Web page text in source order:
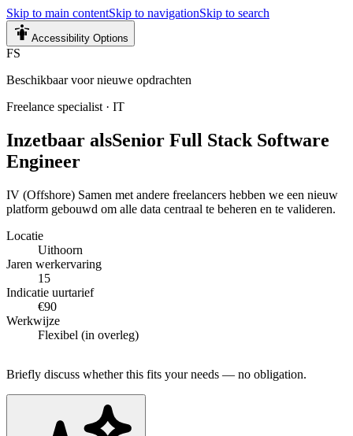
Skip to main contentSkip to navigationSkip to search
Accessibility Options
FS
Beschikbaar voor nieuwe opdrachten
Freelance specialist · IT
Inzetbaar alsSenior Full Stack Software
Engineer
IV (Offshore) Samen met andere freelancers hebben we een nieuw
platform gebouwd om alle data centraal te beheren en te valideren.
Locatie
Uithoorn
Jaren werkervaring
15
Indicatie uurtarief
€90
Werkwijze
Flexibel (in overleg)
Briefly discuss whether this fits your needs — no obligation.